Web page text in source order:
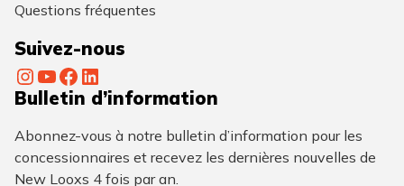
Questions fréquentes
Suivez-nous
InstagramYouTube Facebook LinkedIn
Bulletin d’information
Abonnez-vous à notre bulletin d’information pour les
concessionnaires et recevez les dernières nouvelles de
New Looxs 4 fois par an.